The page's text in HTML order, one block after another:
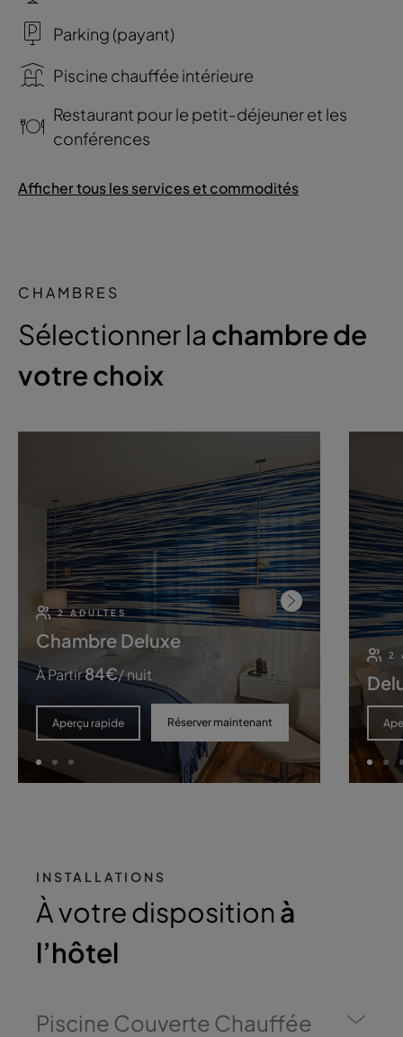
Parking (payant)
Piscine chauffée intérieure
Restaurant pour le petit-déjeuner et les
conférences
Afficher tous les services et commodités
CHAMBRES
Sélectionner la chambre de
votre choix
2 ADULTES
Chambre Deluxe
À Partir84€/ nuit
Aperçu rapide Réserver maintenant
2
INSTALLATIONS
À votre dispositionà
l’hôtel
Piscine Couverte Chauffée